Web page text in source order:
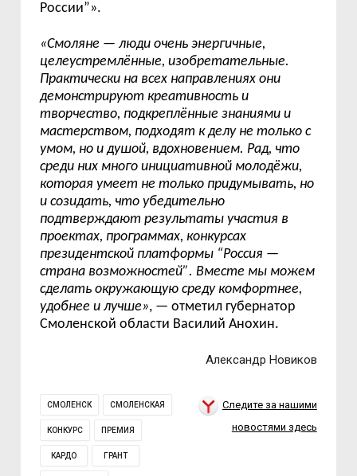
России”».
«Смоляне — люди очень энергичные,
целеустремлённые, изобретательные.
Практически на всех направлениях они
демонстрируют креативность и
творчество, подкреплённые знаниями и
мастерством, подходят к делу не только с
умом, но и душой, вдохновением. Рад, что
среди них много инициативной молодёжи,
которая умеет не только придумывать, но
и созидать, что убедительно
подтверждают результаты участия в
проектах, программах, конкурсах
президентской платформы “Россия —
страна возможностей”. Вместе мы можем
сделать окружающую среду комфортнее,
удобнее и лучше», — отметил губернатор
Смоленской области Василий Анохин.
Александр Новиков
СМОЛЕНСК СМОЛЕНСКАЯ
КОНКУРС ПРЕМИЯ
КАРДО ГРАНТ
Следите за нашими
новостями здесь